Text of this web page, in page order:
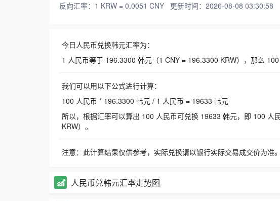
反向汇率：1 KRW = 0.0051 CNY 更新时间：2026-08-08 03:30:58
今日人民币兑换韩元汇率为：
1 人民币等于 196.3300 韩元（1 CNY = 196.3300 KRW），那么
我们可以用以下公式进行计算：
100 人民币 * 196.3300 韩元 / 1 人民币 = 19633 韩元
所以，根据汇率可以算出 100 人民币可兑换 19633 韩元，即 100 人
KRW）。
注意：此计算结果仅供参考，实际兑换请以银行实际交易成交价为准。
人民币兑韩元汇率走势图